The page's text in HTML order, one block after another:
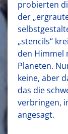
probierten
der
„stencils“
den Himmel
Planeten.
keine, aber
das die
verbringen,
angesagt.